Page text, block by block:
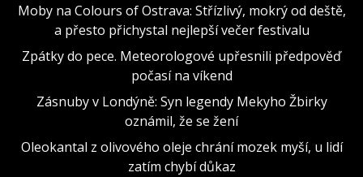
Moby na Colours of Ostrava: Střízlivý, mokrý od deště,
a přesto přichystal nejlepší večer festivalu
Zpátky do pece. Meteorologové upřesnili předpověď
počasí na víkend
Zásnuby v Londýně: Syn legendy Mekyho Žbirky
oznámil, že se žení
Oleokantal z olivového oleje chrání mozek myší, u lidí
zatím chybí důkaz